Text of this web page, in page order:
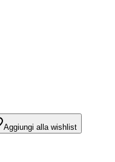
Aggiungi alla wishlist